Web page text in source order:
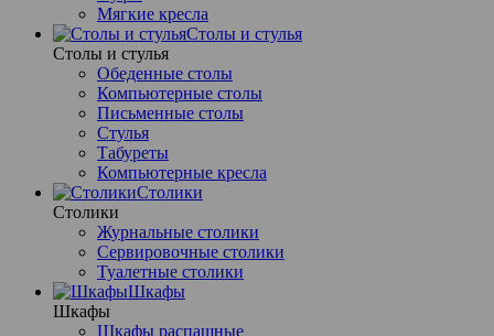
Мягкие кресла
Столы и стулья
Столы и стулья
Обеденные столы
Компьютерные столы
Письменные столы
Стулья
Табуреты
Компьютерные кресла
Столики
Столики
Журнальные столики
Сервировочные столики
Туалетные столики
Шкафы
Шкафы
Шкафы распашные